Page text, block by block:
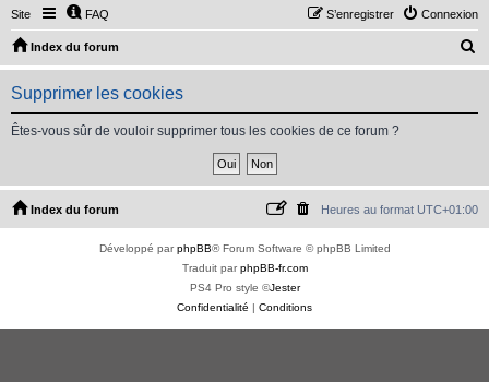
Site FAQ Connexion
S’enregistrer
Index du forum
e
h
Supprimer les cookies
Êtes-vous sûr de vouloir supprimer tous les cookies de ce forum ?
Index du forum Heures au format UTC+01:00
Développé parphpBB® Forum Software © phpBB Limited
Traduit parphpBB-fr.com
PS4 Pro style ©Jester
Confidentialité | Conditions